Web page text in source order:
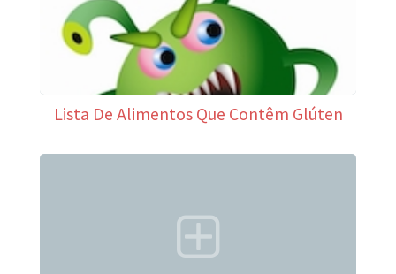
Lista De Alimentos Que Contêm Glúten